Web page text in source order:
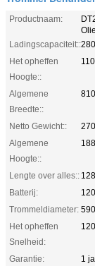
Productnaam:
Ladingscapaciteit::
Het opheffen
Hoogte::
Algemene
Breedte::
Netto Gewicht::
Algemene
Hoogte::
Lengte over alles::
Batterij:
Trommeldiameter:
Het opheffen
Snelheid:
Garantie:
1